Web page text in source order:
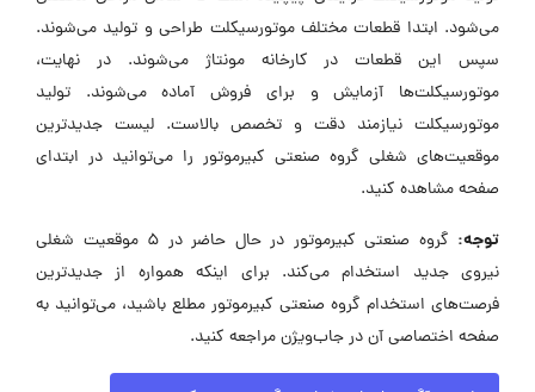
می‌شود. ابتدا قطعات مختلف موتورسیکلت طراحی و تولید می‌شوند.
سپس این قطعات در کارخانه مونتاژ می‌شوند. در نهایت،
موتورسیکلت‌ها آزمایش و برای فروش آماده می‌شوند. تولید
موتورسیکلت نیازمند دقت و تخصص بالاست. لیست جدیدترین
موقعیت‌های شغلی گروه صنعتی کبیرموتور را می‌توانید در ابتدای
صفحه مشاهده کنید.
توجه:
گروه صنعتی کبیرموتور در حال حاضر در ۵ موقعیت شغلی
نیروی جدید استخدام می‌کند. برای اینکه همواره از جدیدترین
فرصت‌های استخدام گروه صنعتی کبیرموتور مطلع باشید، می‌توانید به
صفحه اختصاصی آن در جاب‌ویژن مراجعه کنید.